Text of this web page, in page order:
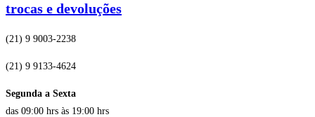
trocas e devoluções
(21) 9 9003-2238
(21) 9 9133-4624
Segunda a Sexta
das 09:00 hrs às 19:00 hrs